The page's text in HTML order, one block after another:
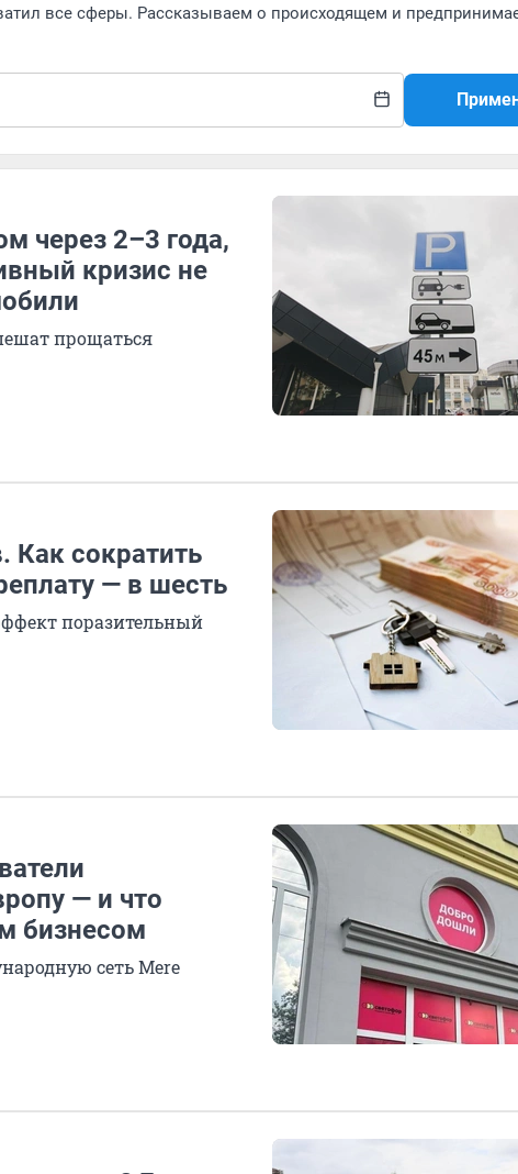
все сферы. Рассказываем о происходящем и
через 2–3 года,
кризис не
прощаться
Как сократить
— в шесть
поразительный
— и что
бизнесом
сеть Mere